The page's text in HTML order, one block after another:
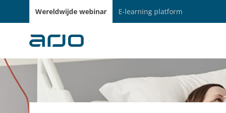
Wereldwijde webinar E-learning platform